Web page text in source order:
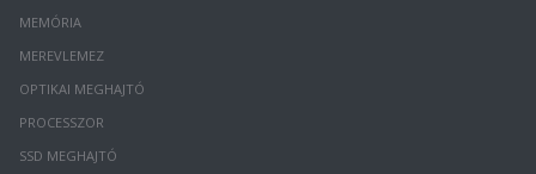
MEMÓRIA
MEREVLEMEZ
OPTIKAI MEGHAJTÓ
PROCESSZOR
SSD MEGHAJTÓ